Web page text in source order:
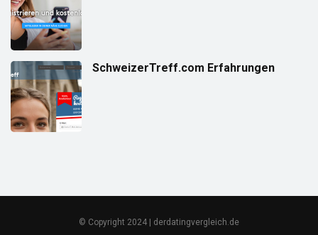
SchweizerTreff.com Erfahrungen
© Copyright 2024 | derdatingvergleich.de